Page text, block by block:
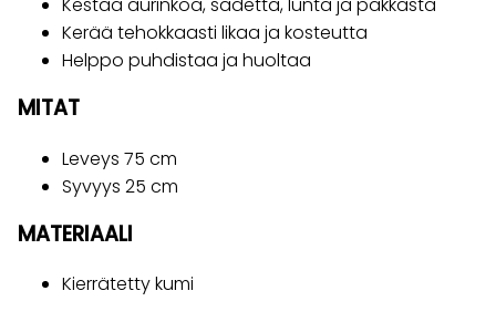
Kerää tehokkaasti likaa ja kosteutta
Helppo puhdistaa ja huoltaa
MITAT
Leveys 75 cm
Syvyys 25 cm
MATERIAALI
Kierrätetty kumi